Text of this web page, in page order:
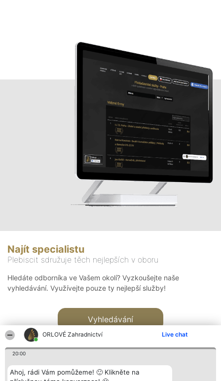
ORLOVÉ Zahradnictví Live chat
20:00
Ahoj, rádi Vám pomůžeme! 🙂 Klikněte na
Najít specialistu
Plebiscit sdružuje těch nejlepších v oboru
Hledáte odborníka ve Vašem okolí? Vyzkoušejte naše
vyhledávání. Využívejte pouze ty nejlepší služby!
Vyhledávání